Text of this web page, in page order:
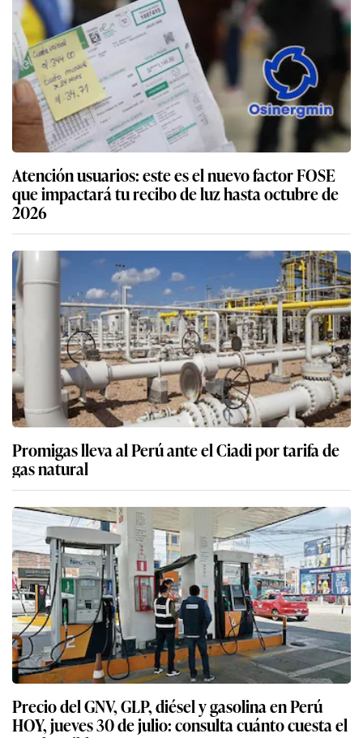
Atención usuarios: este es el nuevo factor FOSE
que impactará tu recibo de luz hasta octubre de
2026
Promigas lleva al Perú ante el Ciadi por tarifa de
gas natural
Precio del GNV, GLP, diésel y gasolina en Perú
HOY, jueves 30 de julio: consulta cuánto cuesta el